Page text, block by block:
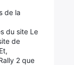
de la
du site Le
de
2 que